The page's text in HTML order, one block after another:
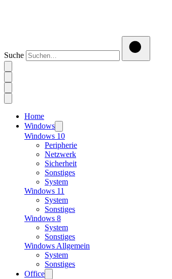
Suche
Home
Windows
Windows 10
Peripherie
Netzwerk
Sicherheit
Sonstiges
System
Windows 11
System
Sonstiges
Windows 8
System
Sonstiges
Windows Allgemein
System
Sonstiges
Office